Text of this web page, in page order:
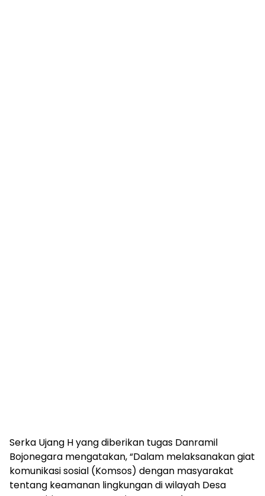
Serka Ujang H yang diberikan tugas Danramil
Bojonegara mengatakan, “Dalam melaksanakan giat
komunikasi sosial (Komsos) dengan masyarakat
tentang keamanan lingkungan di wilayah Desa